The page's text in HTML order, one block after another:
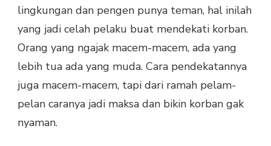
lingkungan dan pengen punya teman, hal inilah
yang jadi celah pelaku buat mendekati korban.
Orang yang ngajak macem-macem, ada yang
lebih tua ada yang muda. Cara pendekatannya
juga macem-macem, tapi dari ramah pelam-
pelan caranya jadi maksa dan bikin korban gak
nyaman.